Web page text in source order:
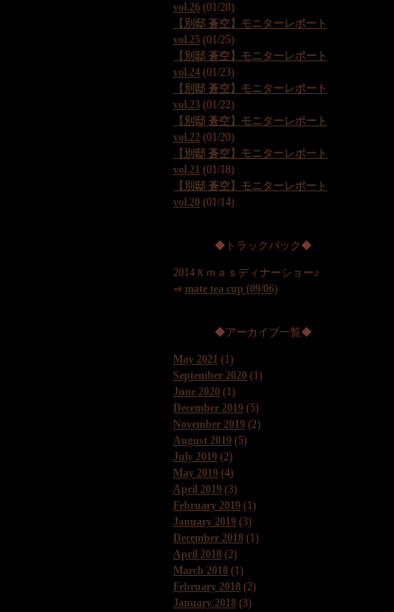
vol.26 (01/28)
【別邸 蒼空】モニターレポート
vol.25 (01/25)
【別邸 蒼空】モニターレポート
vol.24 (01/23)
【別邸 蒼空】モニターレポート
vol.23 (01/22)
【別邸 蒼空】モニターレポート
vol.22 (01/20)
【別邸 蒼空】モニターレポート
vol.21 (01/18)
【別邸 蒼空】モニターレポート
vol.20 (01/14)
◆トラックバック◆
2014Ｘｍａｓディナーショー♪
⇒ mate tea cup (09/06)
◆アーカイブ一覧◆
May 2021 (1)
September 2020 (1)
June 2020 (1)
December 2019 (5)
November 2019 (2)
August 2019 (5)
July 2019 (2)
May 2019 (4)
April 2019 (3)
February 2019 (1)
January 2019 (3)
December 2018 (1)
April 2018 (2)
March 2018 (1)
February 2018 (2)
January 2018 (3)